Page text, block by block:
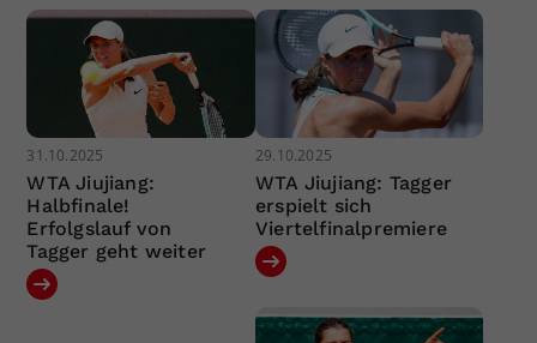
31.10.2025
WTA Jiujiang:
Halbfinale!
Erfolgslauf von
Tagger geht weiter
29.10.2025
WTA Jiujiang: Tagger
erspielt sich
Viertelfinalpremiere